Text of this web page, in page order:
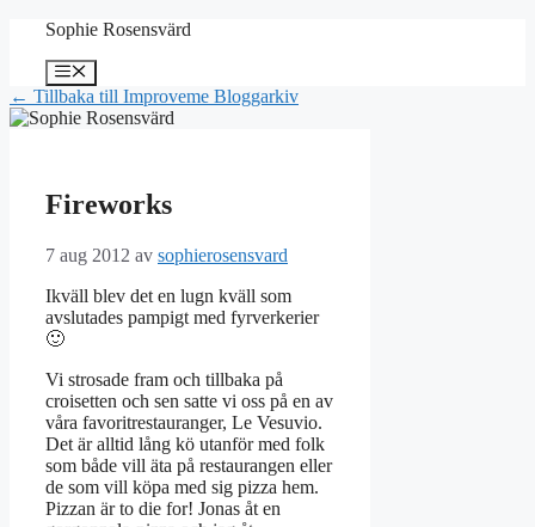
Hoppa
innehåll
Sophie Rosensvärd
Meny
← Tillbaka till Improveme Bloggarkiv
Fireworks
7 aug 2012 av sophierosensvard
Ikväll blev det en lugn kväll som
avslutades pampigt med fyrverkerier
🙂
Vi strosade fram och tillbaka på
croisetten och sen satte vi oss på en av
våra favoritrestauranger, Le Vesuvio.
Det är alltid lång kö utanför med folk
som både vill äta på restaurangen eller
de som vill köpa med sig pizza hem.
Pizzan är to die for! Jonas åt en